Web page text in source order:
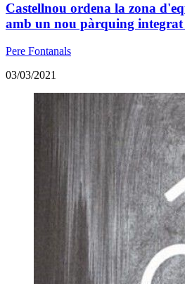
Castellnou ordena la zona
amb un nou pàrquing integrat
Pere Fontanals
03/03/2021